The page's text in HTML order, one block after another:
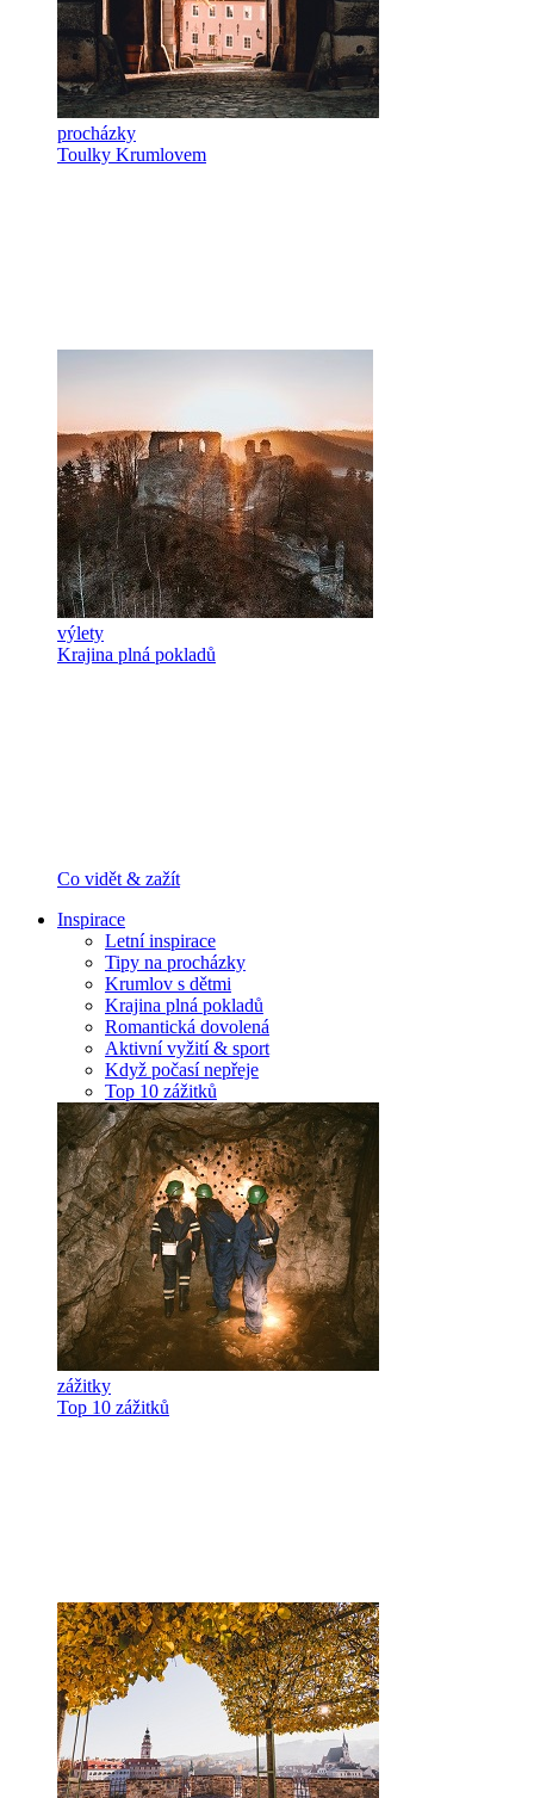
procházky
Toulky Krumlovem
výlety
Krajina plná pokladů
Co vidět & zažít
Inspirace
Letní inspirace
Tipy na procházky
Krumlov s dětmi
Krajina plná pokladů
Romantická dovolená
Aktivní vyžití & sport
Když počasí nepřeje
Top 10 zážitků
zážitky
Top 10 zážitků